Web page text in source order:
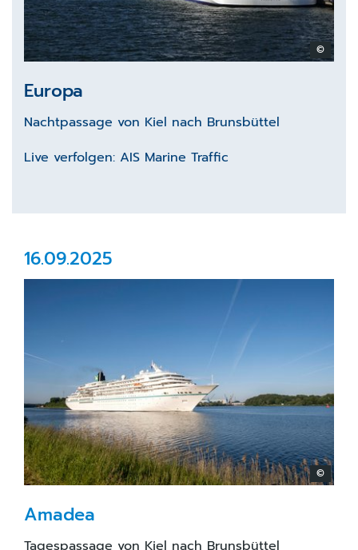
©
Europa
Nachtpassage von Kiel nach Brunsbüttel
Live verfolgen: AIS Marine Traffic
16.09.2025
©
Amadea
Tagespassage von Kiel nach Brunsbüttel